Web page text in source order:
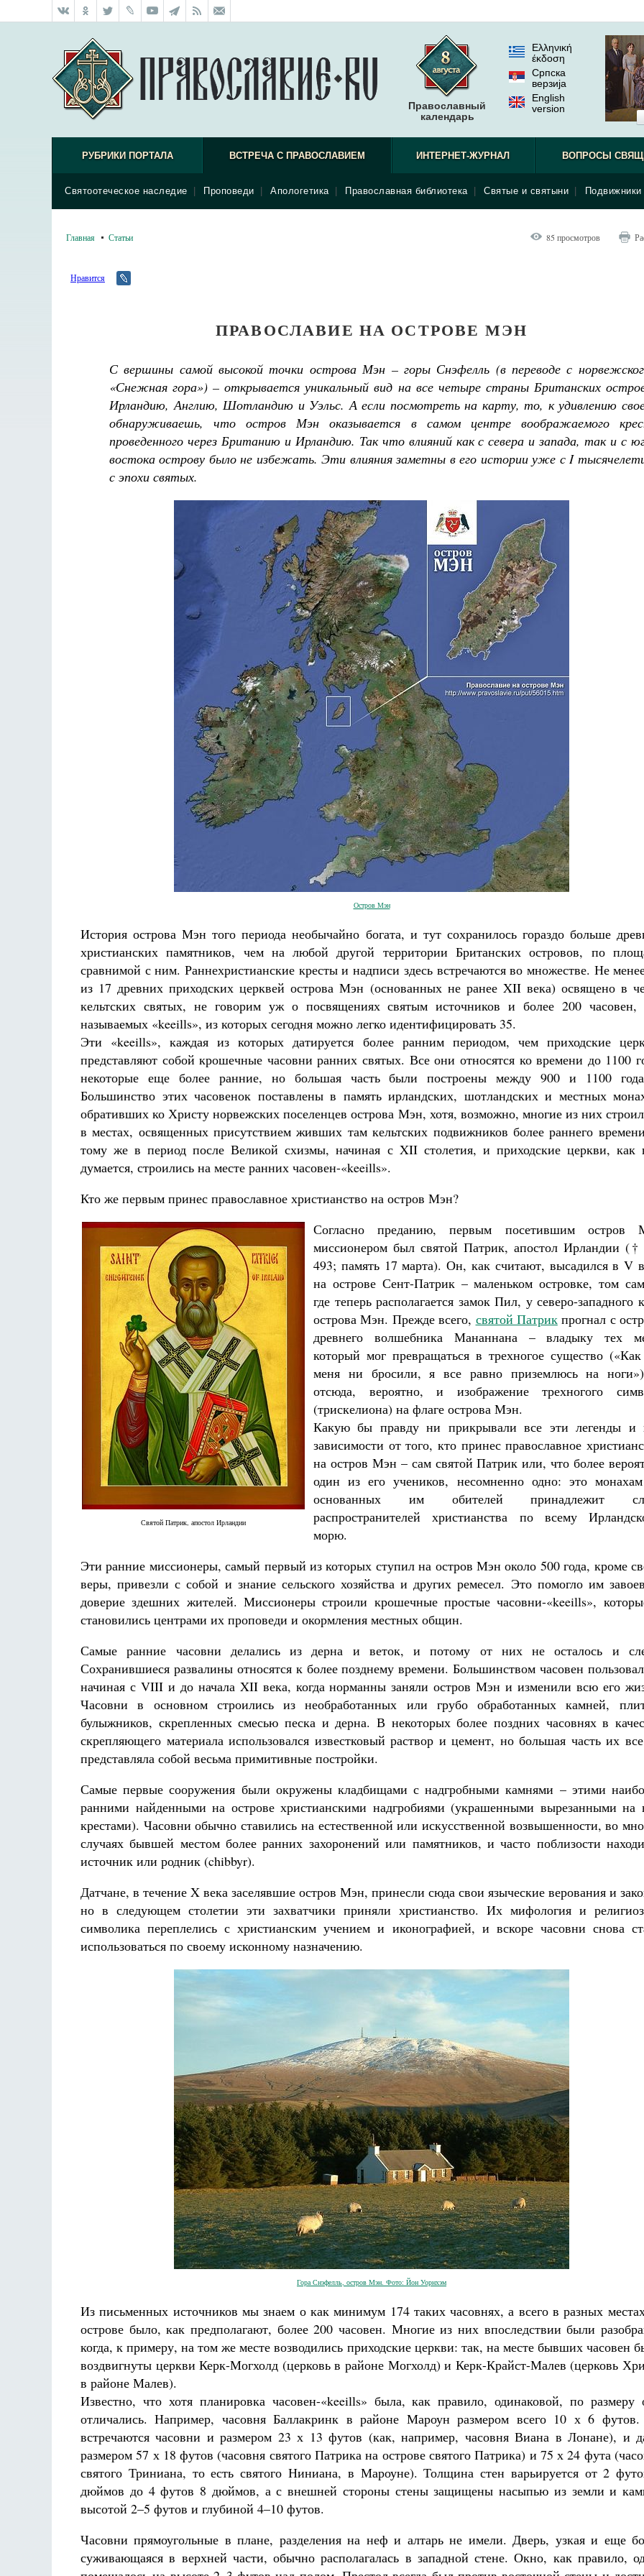
Православный
календарь
Ελληνική
έκδοση
Српска
верзиjа
English
version
РУБРИКИ ПОРТАЛА ВСТРЕЧА С ПРАВОСЛАВИЕМ
Святоотеческое наследие Проповеди Апологетика Православная библиотека Святые и святыни Подвижники
ИНТЕРНЕТ-ЖУРНАЛ ВОПРОСЫ
Главная Статьи 85 просмотров
Нравится
ПРАВОСЛАВИЕ НА ОСТРОВЕ МЭН
С вершины самой высокой точки острова Мэн – горы Снэфелль (в переводе с
«Снежная гора») – открывается уникальный вид на все четыре страны Британских
Ирландию, Англию, Шотландию и Уэльс. А если посмотреть на карту, то, к удивлению
обнаруживаешь, что остров Мэн оказывается в самом центре воображаемого
проведенного через Британию и Ирландию. Так что влияний как с севера и запада, так и с
востока острову было не избежать. Эти влияния заметны в его истории уже с I
с эпохи святых.
Остров Мэн
История острова Мэн того периода необычайно богата, и тут сохранилось гораздо больше
христианских памятников, чем на любой другой территории Британских островов, по
сравнимой с ним. Раннехристианские кресты и надписи здесь встречаются во множестве. Не
из 17 древних приходских церквей острова Мэн (основанных не ранее XII века) освящено в
кельтских святых, не говорим уж о посвящениях святым источников и более 200 часовен,
называемых «keeills», из которых сегодня можно легко идентифицировать 35.
Эти «keeills», каждая из которых датируется более ранним периодом, чем приходские
представляют собой крошечные часовни ранних святых. Все они относятся ко времени до 1100
некоторые еще более ранние, но большая часть были построены между 900 и 1100
Большинство этих часовенок поставлены в память ирландских, шотландских и местных
обративших ко Христу норвежских поселенцев острова Мэн, хотя, возможно, многие из них
в местах, освященных присутствием живших там кельтских подвижников более раннего
тому же в период после Великой схизмы, начиная с XII столетия, и приходские церкви, как
думается, строились на месте ранних часовен-«keeills».
Кто же первым принес православное христианство на остров Мэн?
Святой Патрик, апостол Ирландии
Согласно преданию, первым посетившим остров
миссионером был святой Патрик, апостол Ирландии (†
493; память 17 марта). Он, как считают, высадился в V
на острове Сент-Патрик – маленьком островке, том
где теперь располагается замок Пил, у северо-западного
острова Мэн. Прежде всего, святой Патрикпрогнал с
древнего волшебника Мананнана – владыку тех
который мог превращаться в трехногое существо
меня ни бросили, я все равно приземлюсь на
отсюда, вероятно, и изображение трехногого
(трискелиона) на флаге острова Мэн.
Какую бы правду ни прикрывали все эти легенды и
зависимости от того, кто принес православное
на остров Мэн – сам святой Патрик или, что более
один из его учеников, несомненно одно: это
основанных им обителей принадлежит
распространителей христианства по всему
морю.
Эти ранние миссионеры, самый первый из которых ступил на остров Мэн около 500 года, кроме
веры, привезли с собой и знание сельского хозяйства и других ремесел. Это помогло им
доверие здешних жителей. Миссионеры строили крошечные простые часовни-«keeills»,
становились центрами их проповеди и окормления местных общин.
Самые ранние часовни делались из дерна и веток, и потому от них не осталось и
Сохранившиеся развалины относятся к более позднему времени. Большинством часовен
начиная с VIII и до начала XII века, когда норманны заняли остров Мэн и изменили всю его
Часовни в основном строились из необработанных или грубо обработанных камней,
булыжников, скрепленных смесью песка и дерна. В некоторых более поздних часовнях в
скрепляющего материала использовался известковый раствор и цемент, но большая часть их
представляла собой весьма примитивные постройки.
Самые первые сооружения были окружены кладбищами с надгробными камнями – этими
ранними найденными на острове христианскими надгробиями (украшенными вырезанными на
крестами). Часовни обычно ставились на естественной или искусственной возвышенности, во
случаях бывшей местом более ранних захоронений или памятников, и часто поблизости
источник или родник (chibbyr).
Датчане, в течение X века заселявшие остров Мэн, принесли сюда свои языческие верования и
но в следующем столетии эти захватчики приняли христианство. Их мифология и
символика переплелись с христианским учением и иконографией, и вскоре часовни снова
использоваться по своему исконному назначению.
Гора Снэфелль, остров Мэн. Фото: Йон Уорнхэм
Из письменных источников мы знаем о как минимум 174 таких часовнях, а всего в разных
острове было, как предполагают, более 200 часовен. Многие из них впоследствии были
когда, к примеру, на том же месте возводились приходские церкви: так, на месте бывших часовен
воздвигнуты церкви Керк-Могхолд (церковь в районе Могхолд) и Керк-Крайст-Малев (церковь
в районе Малев).
Известно, что хотя планировка часовен-«keeills» была, как правило, одинаковой, по размеру
отличались. Например, часовня Баллакринк в районе Мароун размером всего 10 х 6
встречаются часовни и размером 23 х 13 футов (как, например, часовня Виана в Лонане), и
размером 57 х 18 футов (часовня святого Патрика на острове святого Патрика) и 75 х 24 фута
святого Триниана, то есть святого Ниниана, в Мароуне). Толщина стен варьируется от 2
дюймов до 4 футов 8 дюймов, а с внешней стороны стены защищены насыпью из земли и
высотой 2–5 футов и глубиной 4–10 футов.
Часовни прямоугольные в плане, разделения на неф и алтарь не имели. Дверь, узкая и еще
суживающаяся в верхней части, обычно располагалась в западной стене. Окно, как правило,
Как найти своё место в жизни
Кирилл Мурышев
Великомученик Георгий Победоносец. Научись у
святого
Роман Котов
Святитель Николай